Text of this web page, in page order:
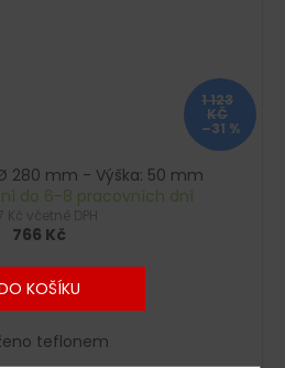
1 123
KČ
–31 %
280 mm - Výška: 50 mm
do 6-8 pracovních dní
766 Kč
KOŠÍKU
teflonem